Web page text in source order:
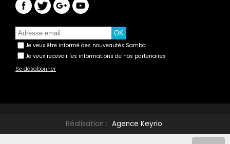
Je veux être informé des nouveautés Samba
Je veux recevoir les informations de nos partenaires
Se désabonner
Réalisation : Agence Keyrio